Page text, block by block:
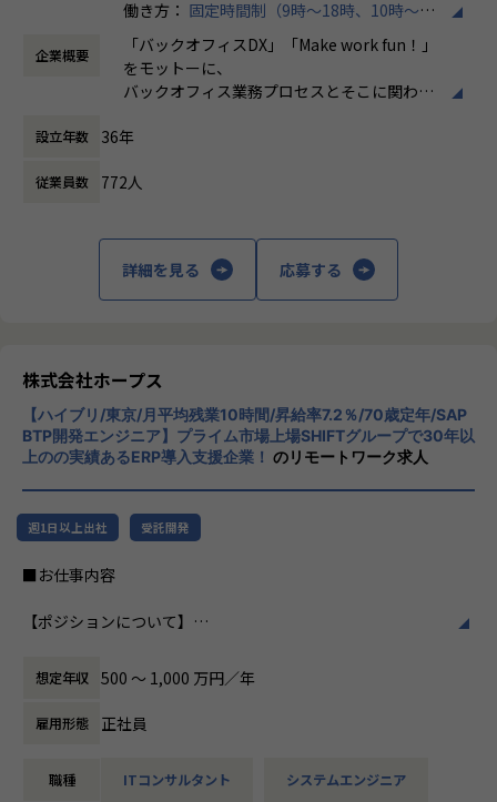
【業務の変更の範囲】
IT開発関連業務
公共系PJのPMまたはPLとして組織を一緒に作っていただけ
る方を募集しております。
【ポジションの魅力】
スで、事業拡大の一役を担えます！
じた昇給の実現が可能です。
コンサルティングを主軸にイノベーションを起こすためのソ
リューションを提供する会社です。
・MISSION「ワークをもっとワクワクに」
ヒトが元気になれば、ビジネスも活性化する。
​ヒトが何をすべきかを追求し、ITの力で “働くを楽しく” へ
ITの力で人手不足の解消と流動性の拡大に寄与するサービス
《ERP導入を支援し、業務標準化の輪を広げる》
国内全体では基幹業務の標準化は急務であるものの、大手・
準大手から中堅規模の企業においては実現していない企業が
しています。
働き方： 固定時間制（9時～18時、10時～19
時など）
時間外労働の有無： 有（月平均10時間）
休憩時間： 60分
企業概要
「バックオフィスDX」「Make work fun！」
をモットーに、
バックオフィス業務プロセスとそこに関わる
企業競争力を向上させることを使命としてい
チ開発やコンサルティングまで幅広いサービ
スを提供しています。クラウドERPやローコ
ード開発を柱とし、業務効率化やDX推進、経
CloudやOracle ERP Cloudなどを活用し、企
業の業務プロセスを最適化し、経営管理の強
化を図っています1。
社風/文化
ホープスは、若手社員が活躍できる環境で、
社内の風通しが良く、活気に満ちた雰囲気が
特徴です。多様性を重視し、様々な国籍や背
ホープスでは、リモートワーク活用があり平
く、プロジェクトに応じて柔軟な働き方がで
ています。
設立年数 36年
従業員数 772人
詳細を見る 応募する
株式会社ホープス
【ハイブリ/東京/月平均残業10時間/昇給率7.2％/70歳定年/SAP
BTP開発エンジニア】プライム市場上場SHIFTグループで30年以
上のの実績あるERP導入支援企業！ のリモートワーク求人
週1日以上出社 受託開発
■お仕事内容
【ポジションについて】
ステムの導入・開発に携わっていただくポジションです。
ホープスではエンドユーザー、大手SIer向けのERPパッケー
ジの提案や要件定義等の上流工程から、詳細設計・構築、テ
スト工程や運用保守まで、一連の業務を担っています。
具体的には、
想定年収 500 〜 1,000 万円／年
雇用形態 正社員
職種 ITコンサルタント システムエンジニア